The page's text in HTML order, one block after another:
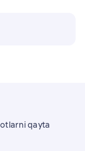
qayta